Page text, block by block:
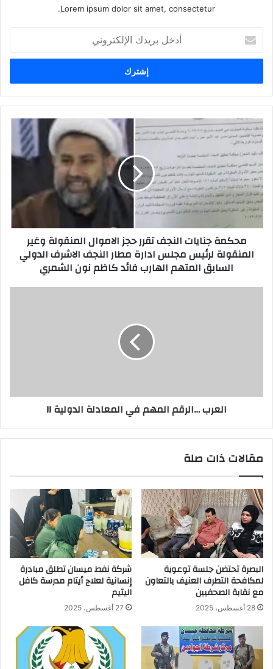
Lorem ipsum dolor sit amet, consectetur.
بريدك
الإلكتروني
محكمة
جنايات
النجف
تقرر
حجز
الاموال
المنقولة
وغير
المنقولة
لرئيس
مجلس
محكمة جنايات النجف تقرر حجز الاموال المنقولة وغير
المنقولة لرئيس مجلس ادارة مطار النجف الاشرف الدولي
السابق المتهم الهارب فائد كاظم نون الشمري
العرب …الرقم المهم في المعادلة الدولية !!
مقالات ذات صلة
البصرة تحتضن جلسة توعوية
لمكافحة التطرف العنيف بالتعاون
مع نقابة الصحفيين
28 أغسطس، 2025
شركة نفط ميسان تطلق مبادرة
إنسانية لعلاج أيتام مدرسة كافل
اليتيم
27 أغسطس، 2025